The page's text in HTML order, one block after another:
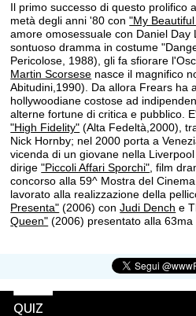
Il primo successo di questo prolifico
metà degli anni '80 con"My
amore omosessuale con Daniel Day
sontuoso dramma in costume
Pericolose, 1988), gli fa sfiorare
Martin Scorsese nasce il magnifico
Abitudini,1990). Da allora Frears ha
hollywoodiane costose ad
alterne fortune di critica e pubblico.
"High Fidelity" (Alta Fedeltà,2000),
Nick Hornby; nel 2000 porta a
vicenda di un giovane nella
dirige"Piccoli Affari Sporchi" , film
concorso alla 59^ Mostra del
lavorato alla realizzazione della
Presenta" (2006) conJudi Dench e
Queen" (2006) presentato alla 63ma
QUIZ